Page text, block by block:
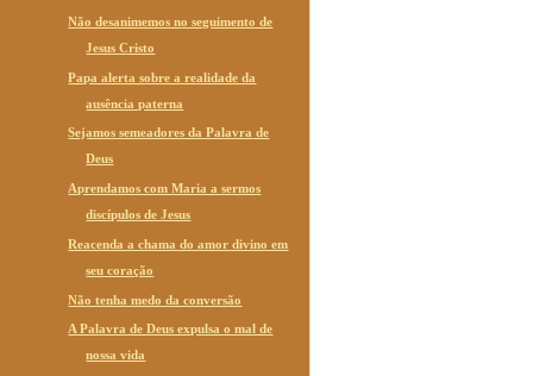
Não desanimemos no seguimento de
Jesus Cristo
Papa alerta sobre a realidade da
ausência paterna
Sejamos semeadores da Palavra de
Deus
Aprendamos com Maria a sermos
discípulos de Jesus
Reacenda a chama do amor divino em
seu coração
Não tenha medo da conversão
A Palavra de Deus expulsa o mal de
nossa vida